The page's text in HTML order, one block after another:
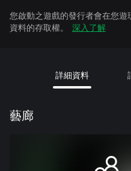
您啟動之遊戲的發行者會在您
資料的存取權。
深入了解
詳細資料
藝廊